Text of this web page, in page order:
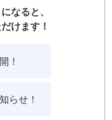
なると、
けます！
！
らせ！